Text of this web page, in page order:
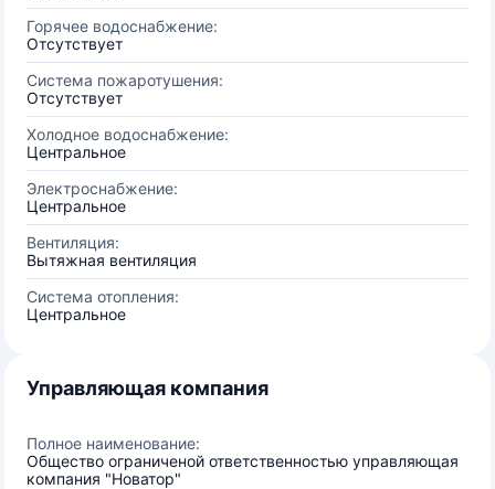
Горячее водоснабжение:
Отсутствует
Система пожаротушения:
Отсутствует
Холодное водоснабжение:
Центральное
Электроснабжение:
Центральное
Вентиляция:
Вытяжная вентиляция
Система отопления:
Центральное
Управляющая компания
Полное наименование:
Общество ограниченой ответственностью управляющая
компания "Новатор"